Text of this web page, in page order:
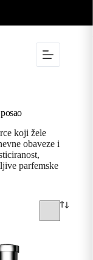
koji žele
obaveze i
parfemske